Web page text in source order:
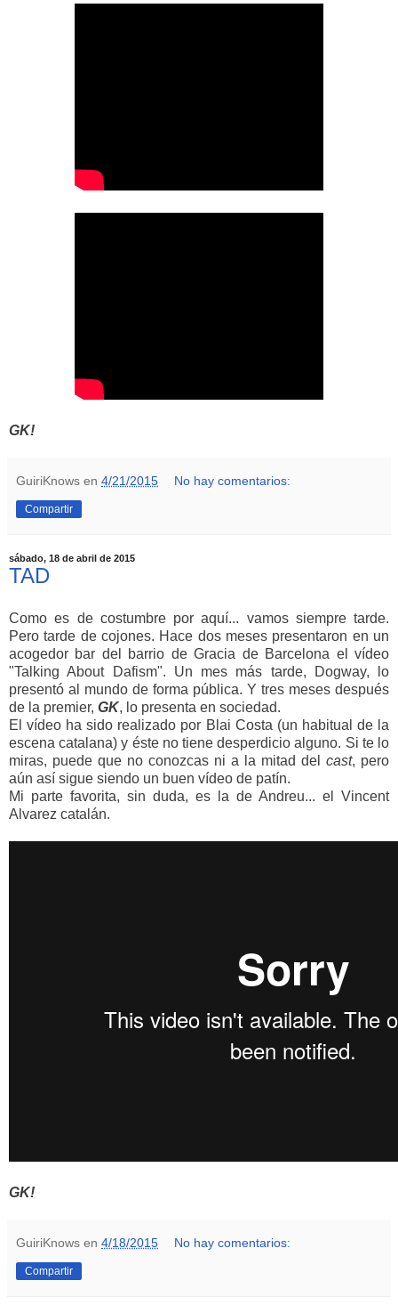
GK!
GuiriKnows en 4/21/2015 No hay comentarios:
Compartir
sábado, 18 de abril de 2015
TAD
Como es de costumbre por aquí... vamos siempre tarde.
Pero tarde de cojones. Hace dos meses presentaron en un
acogedor bar del barrio de Gracia de Barcelona el vídeo
"Talking About Dafism". Un mes más tarde, Dogway, lo
presentó al mundo de forma pública. Y tres meses después
de la premier, GK, lo presenta en sociedad.
El vídeo ha sido realizado por Blai Costa (un habitual de la
escena catalana) y éste no tiene desperdicio alguno. Si te lo
miras, puede que no conozcas ni a la mitad del cast, pero
aún así sigue siendo un buen vídeo de patín.
Mi parte favorita, sin duda, es la de Andreu... el Vincent
Alvarez catalán.
GK!
GuiriKnows en 4/18/2015 No hay comentarios:
Compartir